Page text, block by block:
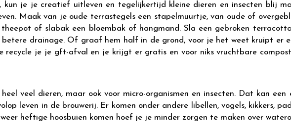
kun je je creatief uitleven en tegelijkertijd kleine dieren en insecten blij
Maak van je oude terrastegels een stapelmuurtje, van oude of
of slabak een bloembak of hangmand. Sla een gebroken
betere drainage. Of graaf hem half in de grond, voor je het weet kruipt er
recycle je je gft-afval en je krijgt er gratis en voor niks vruchtbare
veel dieren, maar ook voor micro-organismen en insecten. Dat kan
leven in de brouwerij. Er komen onder andere libellen, vogels, kikkers,
heftige hoosbuien komen hoef je je minder zorgen te maken over